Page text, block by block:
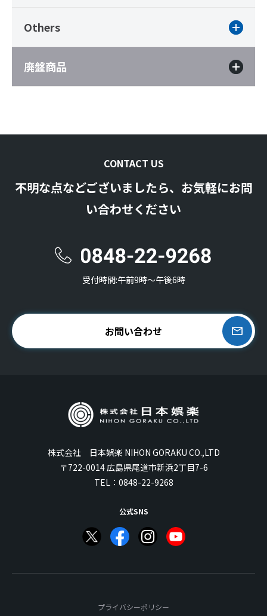
Others
廃盤商品
CONTACT US
不明な点などございましたら、お気軽にお問
い合わせください
受付時間:午前9時〜午後6時
お問い合わせ
株式会社 日本娯楽 NIHON GORAKU CO.,LTD
〒722-0014 広島県尾道市新浜2丁目7-6
TEL： 0848-22-9268
公式SNS
プライバシーポリシー